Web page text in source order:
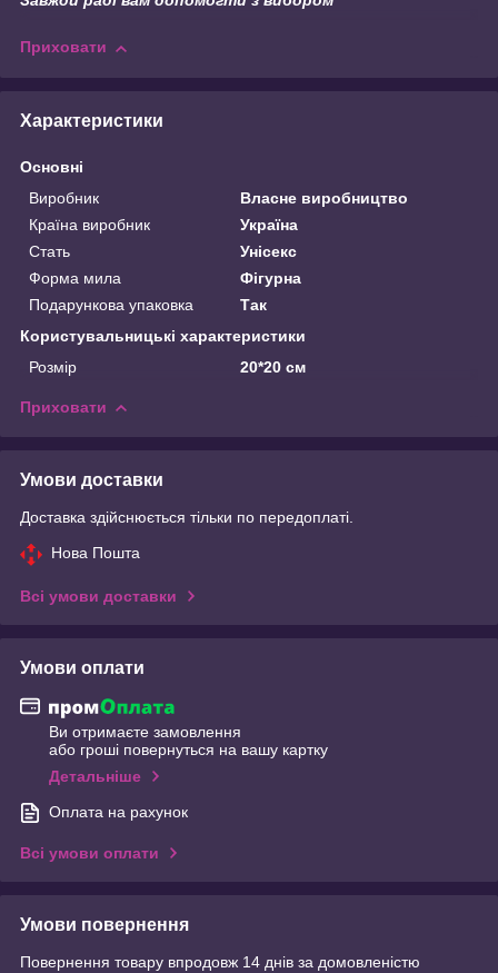
Приховати
Характеристики
Основні
Виробник
Власне виробництво
Країна виробник
Україна
Стать
Унісекс
Форма мила
Фігурна
Подарункова упаковка
Так
Користувальницькі характеристики
Розмір
20*20 см
Приховати
Умови доставки
Доставка здійснюється тільки по передоплаті.
Нова Пошта
Всі умови доставки
Умови оплати
Ви отримаєте замовлення
або гроші повернуться на вашу картку
Детальніше
Оплата на рахунок
Всі умови оплати
Умови повернення
Повернення товару впродовж 14 днів за домовленістю